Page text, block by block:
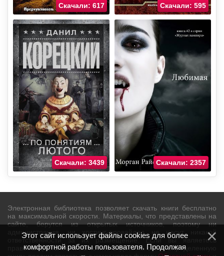
Скачали: 617 Скачали: 595
Скачали: 3439 Скачали: 2357
Электронная библиотека позволяет скачать книги бесплатно
на максимальной скорости. Материалы, что представлены на
сайте, берутся из открытых источников, поэтому ни
администрация, ни хостинг-провайдер не несут никакой
ответственности за их размещение. Если вы являетесь
правообладателем и не хотите видеть на сайте определенную
Этот сайт использует файлы cookies для более
комфортной работы пользователя. Продолжая